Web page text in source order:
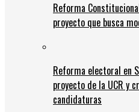
Reforma
proyecto que busca
Reforma electoral en
proyecto de la UCR y
candidaturas